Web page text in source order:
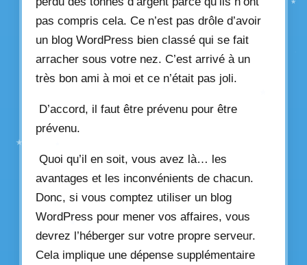
pas compris cela. Ce n’est pas drôle d’avoir
un blog WordPress bien classé qui se fait
arracher sous votre nez. C’est arrivé à un
très bon ami à moi et ce n’était pas joli.
D’accord, il faut être prévenu pour être
prévenu.
Quoi qu’il en soit, vous avez là… les
avantages et les inconvénients de chacun.
Donc, si vous comptez utiliser un blog
WordPress pour mener vos affaires, vous
devrez l’héberger sur votre propre serveur.
Cela implique une dépense supplémentaire